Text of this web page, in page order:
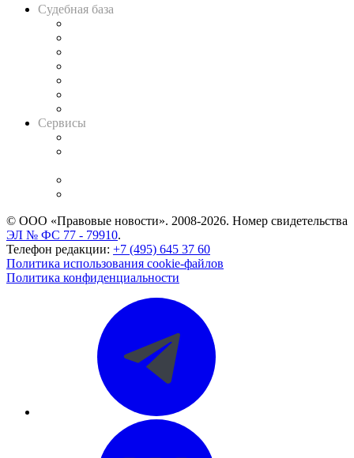
Судебная база
Сервисы
© ООО «Правовые новости». 2008-2026. Номер свидетельства
ЭЛ № ФС 77 - 79910.
Телефон редакции: +7 (495) 645 37 60
Политика использования cookie-файлов
Политика конфиденциальности